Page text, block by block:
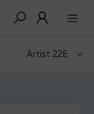
Artist 22E